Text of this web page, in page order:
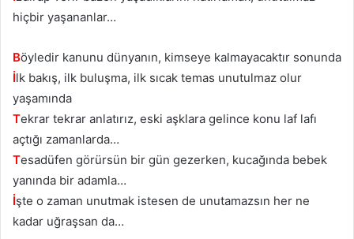
hiçbir yaşananlar…
Böyledir kanunu dünyanın, kimseye kalmayacaktır sonunda
İlk bakış, ilk buluşma, ilk sıcak temas unutulmaz olur
yaşamında
Tekrar tekrar anlatırız, eski aşklara gelince konu laf lafı
açtığı zamanlarda…
Tesadüfen görürsün bir gün gezerken, kucağında bebek
yanında bir adamla…
İşte o zaman unutmak istesen de unutamazsın her ne
kadar uğraşsan da…